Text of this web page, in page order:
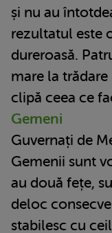
și nu au
rezultatul este
dureroasă.
mare la
clipă ceea ce
Gemeni
Guvernați de
Gemenii sunt
au două fețe,
deloc
stabilesc cu